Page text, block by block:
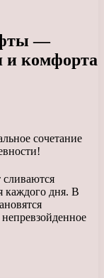
—
и комфорта
сливаются
каждого дня. В